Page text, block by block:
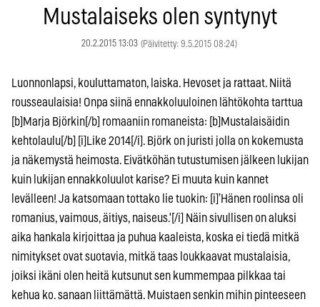
Mustalaiseks olen syntynyt
20.2.2015 13:03 (Päivitetty: 9.5.2015 08:24)
Luonnonlapsi, kouluttamaton, laiska. Hevoset ja rattaat. Niitä
rousseaulaisia! Onpa siinä ennakkoluuloinen lähtökohta tarttua
[b]Marja Björkin[/b] romaaniin romaneista: [b]Mustalaisäidin
kehtolaulu[/b] [i]Like 2014[/i]. Björk on juristi jolla on kokemusta
ja näkemystä heimosta. Eivätköhän tutustumisen jälkeen lukijan
kuin lukijan ennakkoluulot karise? Ei muuta kuin kannet
levälleen! Ja katsomaan tottako lie tuokin: [i]’Hänen roolinsa oli
romanius, vaimous, äitiys, naiseus.'[/i] Näin sivullisen on aluksi
aika hankala kirjoittaa ja puhua kaaleista, koska ei tiedä mitkä
nimitykset ovat suotavia, mitkä taas loukkaavat mustalaisia,
joiksi ikäni olen heitä kutsunut sen kummempaa pilkkaa tai
kehua ko. sanaan liittämättä. Muistaen senkin mihin pinteeseen